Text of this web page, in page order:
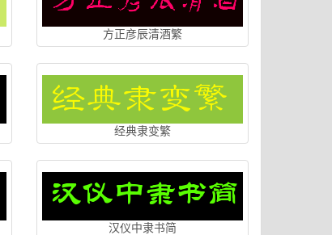
方正彦辰清酒繁
经典隶变繁
汉仪中隶书简